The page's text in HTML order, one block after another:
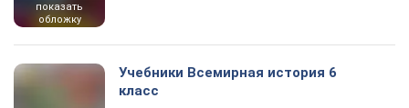
показать
обложку
Учебники Всемирная история 6
класс